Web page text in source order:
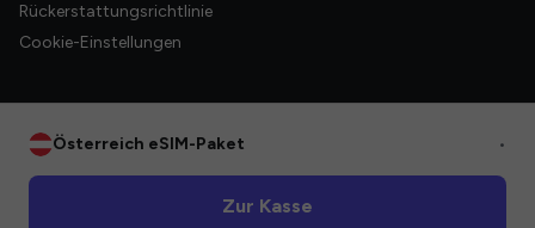
Rückerstattungsrichtlinie
Cookie-Einstellungen
Österreich eSIM-Paket •
Zur Kasse